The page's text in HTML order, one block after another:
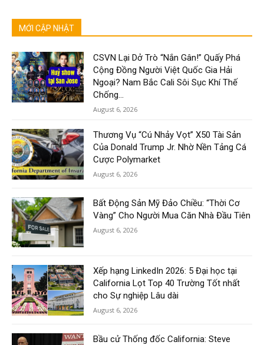
MỚI CẬP NHẬT
CSVN Lại Dở Trò “Nắn Gân!” Quấy Phá
Cộng Đồng Người Việt Quốc Gia Hải
Ngoại? Nam Bắc Cali Sôi Sục Khí Thế
Chống...
August 6, 2026
Thương Vụ “Cú Nhảy Vọt” X50 Tài Sản
Của Donald Trump Jr. Nhờ Nền Tảng Cá
Cược Polymarket
August 6, 2026
Bất Động Sản Mỹ Đảo Chiều: “Thời Cơ
Vàng” Cho Người Mua Căn Nhà Đầu Tiên
August 6, 2026
Xếp hạng LinkedIn 2026: 5 Đại học tại
California Lọt Top 40 Trường Tốt nhất
cho Sự nghiệp Lâu dài
August 6, 2026
Bầu cử Thống đốc California: Steve